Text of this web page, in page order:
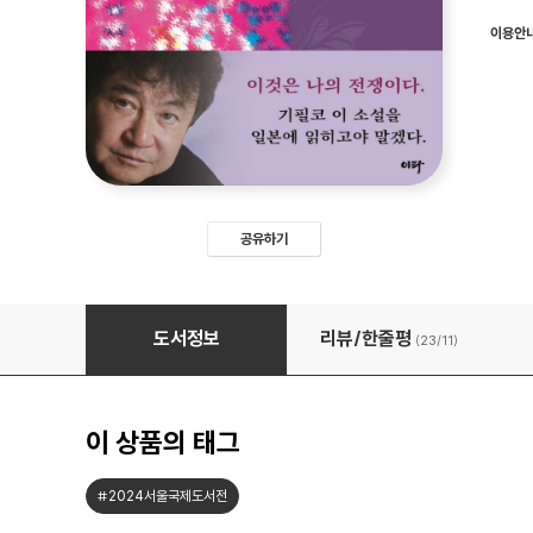
공유하기
이용안
황태자비 납치사건
도서정보 리뷰/한줄평 (23/11)
이 상품의 태그
#2024서울국제도서전